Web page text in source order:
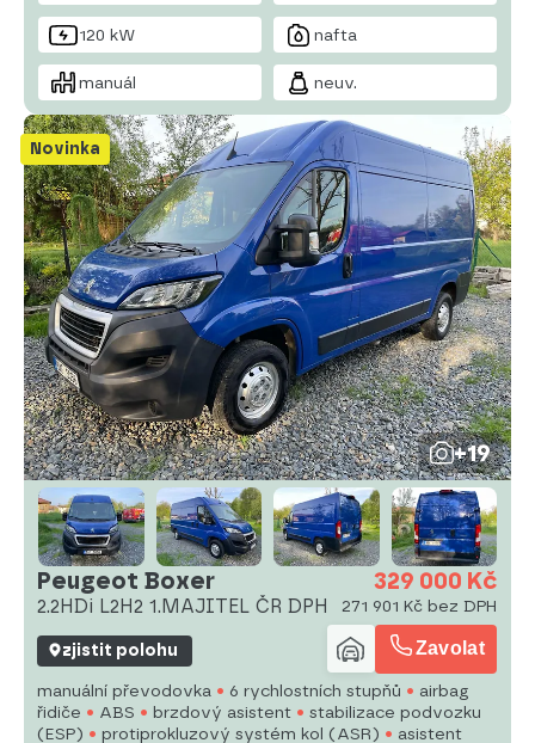
120 kW nafta
manuál neuv.
Novinka
+19
Peugeot Boxer
2.2HDi L2H2 1.MAJITEL ČR DPH
329 000 Kč
271 901 Kč bez DPH
zjistit polohu Zavolat
manuální převodovka 6 rychlostních stupňů
airbag
řidiče
ABS brzdový asistent
stabilizace podvozku
(ESP)
protiprokluzový systém kol (ASR) asistent